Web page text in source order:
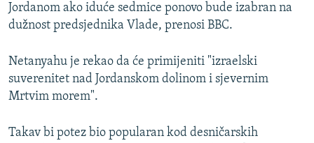
POST SCRIPTUM
TRI DECENIJE OD RATA U BIH
SVE KARTE DEJTONA
Jordanom ako iduće sedmice ponovo bude izabran na
dužnost predsjednika Vlade, prenosi BBC.
Netanyahu je rekao da će primijeniti "izraelski
suverenitet nad Jordanskom dolinom i sjevernim
Mrtvim morem".
Takav bi potez bio popularan kod desničarskih